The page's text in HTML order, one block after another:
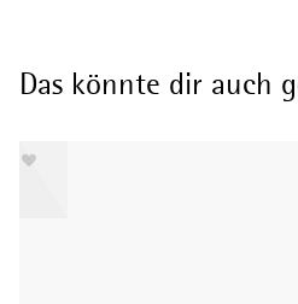
Das könnte dir auch